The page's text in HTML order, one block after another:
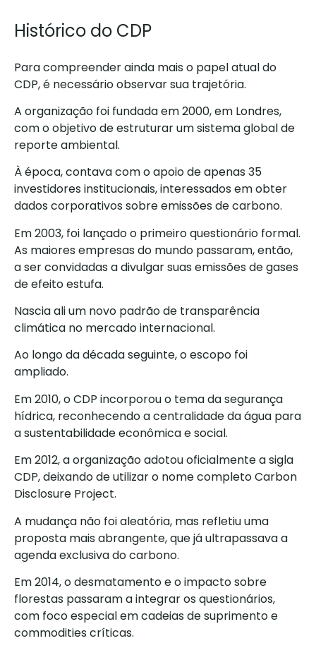
Histórico do CDP
Para compreender ainda mais o papel atual do
CDP, é necessário observar sua trajetória.
A organização foi fundada em 2000, em Londres,
com o objetivo de estruturar um sistema global de
reporte ambiental.
À época, contava com o apoio de apenas 35
investidores institucionais, interessados em obter
dados corporativos sobre emissões de carbono.
Em 2003, foi lançado o primeiro questionário formal.
As maiores empresas do mundo passaram, então,
a ser convidadas a divulgar suas emissões de gases
de efeito estufa.
Nascia ali um novo padrão de transparência
climática no mercado internacional.
Ao longo da década seguinte, o escopo foi
ampliado.
Em 2010, o CDP incorporou o tema da segurança
hídrica, reconhecendo a centralidade da água para
a sustentabilidade econômica e social.
Em 2012, a organização adotou oficialmente a sigla
CDP, deixando de utilizar o nome completo Carbon
Disclosure Project.
A mudança não foi aleatória, mas refletiu uma
proposta mais abrangente, que já ultrapassava a
agenda exclusiva do carbono.
Em 2014, o desmatamento e o impacto sobre
florestas passaram a integrar os questionários,
com foco especial em cadeias de suprimento e
commodities críticas.